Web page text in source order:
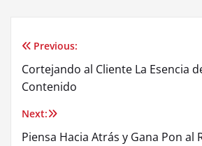
Post
navigation
Previous:
Cortejando al Cliente La Esencia
Contenido
Next:
Piensa Hacia Atrás y Gana Pon al